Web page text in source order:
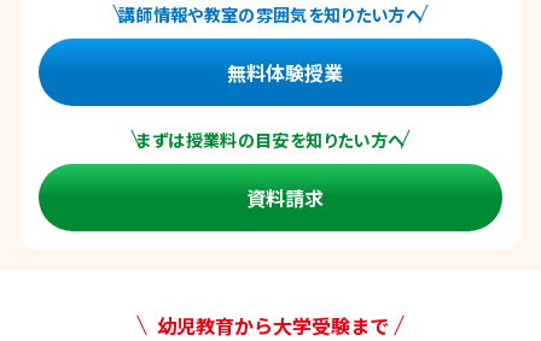
講師情報や教室の雰囲気を知りたい方へ
無料体験授業
まずは授業料の目安を知りたい方へ
資料請求
幼児教育から大学受験まで